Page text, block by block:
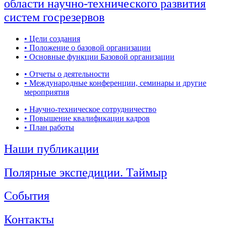
области научно-технического развития
систем госрезервов
• Цели создания
• Положение о базовой организации
• Основные функции Базовой организации
• Отчеты о деятельности
• Международные конференции, семинары и другие
мероприятия
• Научно-техническое сотрудничество
• Повышение квалификации кадров
• План работы
Наши публикации
Полярные экспедиции. Таймыр
События
Контакты